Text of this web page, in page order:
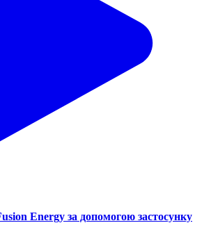
Energy за допомогою застосунку